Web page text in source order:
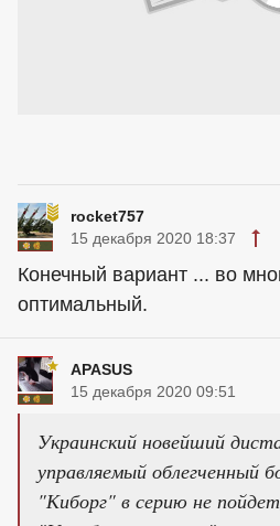
rocket757
15 декабря 2020 18:37
Конечный вариант ... во
оптимальный.
APASUS
15 декабря 2020 09:51
Украинский новейший
управляемый облегченный
"Киборг" в серию не